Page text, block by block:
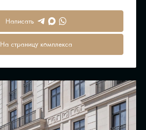
Написать
На страницу комплекса